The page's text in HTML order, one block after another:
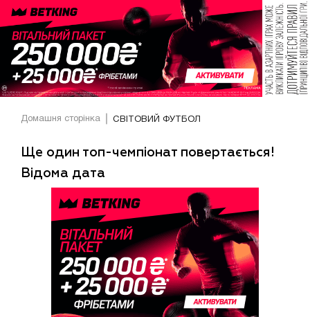
Домашня сторінка СВІТОВИЙ ФУТБОЛ
Ще один топ-чемпіонат повертається!
Відома дата